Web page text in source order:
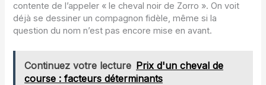
contente de l’appeler « le cheval noir de Zorro ». On voit
déjà se dessiner un compagnon fidèle, même si la
question du nom n’est pas encore mise en avant.
Continuez votre lecture Prix d'un cheval de
course : facteurs déterminants